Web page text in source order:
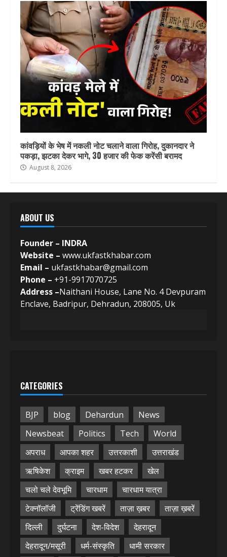
कांवड़ियों के भेष में नकली नोट चलाने वाला गिरोह, दुकानदार ने
पकड़ा, झटका देकर भागे, 30 हजार की फेक करेंसी बरामद
August 8, 2026
ABOUT US
Founder – INDRA
Website – www.ukfastkhabar.com
Email – ukfastkhabar@gmail.com
Phone – +91-9917070725
Address –Naithani House, Lane No. 4 Devpuram
Enclave, Badripur, Dehradun, 208005, Uk
CATEGORIES
BJP blog Dehardun
News
Newsbeat
Politics Tech
World
अपराध
आपका शहर उत्तरकाशी
उत्तराखंड
ऋषिकेश
क्राइम खबर हटकर
खेल
चलो चले देवभूमि
चारधाम
चारधाम यात्रा
टेक्नॉलॉजी
ट्रेंडिंग खबरें ताज़ा ख़बर
ताज़ा ख़बरें
दिल्ली
दुर्घटना देश-विदेश
देहरादून
देहरादून/मसूरी
धर्म-संस्कृति
धामी सरकार